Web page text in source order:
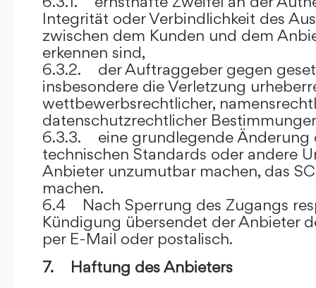
Integrität oder Verbindlichkeit des
zwischen dem Kunden und dem
erkennen sind,
6.3.2. der Auftraggeber gegen
insbesondere die Verletzung
wettbewerbsrechtlicher,
datenschutzrechtlicher
6.3.3. eine grundlegende Änderung
technischen Standards oder andere
Anbieter unzumutbar machen, das
machen.
6.4 Nach Sperrung des Zugangs
Kündigung übersendet der Anbieter
per E-Mail oder postalisch.
7. Haftung des Anbieters